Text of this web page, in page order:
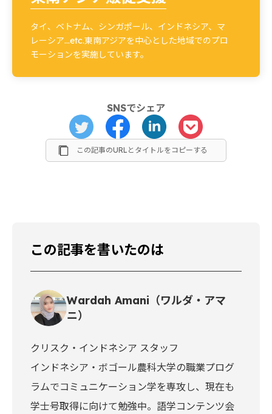
タイ、ベトナム、シンガポール、インドネシア、マ
レーシア…etc.東南アジアを中心とした地域でのプロ
モーションを実施しています。
SNSでシェア
この記事のURLとタイトルをコピーする
この記事を書いたのは
Wardah Amani（ワルダ・アマ
ニ）
クリスク・インドネシア スタッフ
インドネシア・ボゴール農科大学の職業プログ
ラムでコミュニケーション学を専攻し、現在も
学士号取得に向けて勉強中。語学コンテンツ会